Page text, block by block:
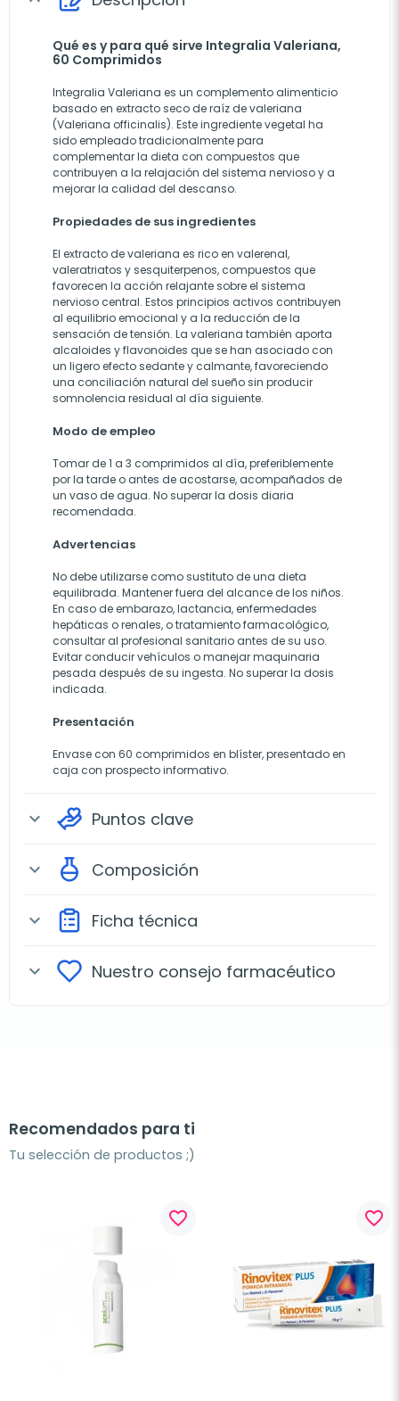
Qué es y para qué sirve Integralia Valeriana,
60 Comprimidos
Integralia Valeriana es un complemento alimenticio
basado en extracto seco de raíz de valeriana
(Valeriana officinalis). Este ingrediente vegetal ha
sido empleado tradicionalmente para
complementar la dieta con compuestos que
contribuyen a la relajación del sistema nervioso y a
mejorar la calidad del descanso.
Propiedades de sus ingredientes
El extracto de valeriana es rico en valerenal,
valeratriatos y sesquiterpenos, compuestos que
favorecen la acción relajante sobre el sistema
nervioso central. Estos principios activos contribuyen
al equilibrio emocional y a la reducción de la
sensación de tensión. La valeriana también aporta
alcaloides y flavonoides que se han asociado con
un ligero efecto sedante y calmante, favoreciendo
una conciliación natural del sueño sin producir
somnolencia residual al día siguiente.
Modo de empleo
Tomar de 1 a 3 comprimidos al día, preferiblemente
por la tarde o antes de acostarse, acompañados de
un vaso de agua. No superar la dosis diaria
recomendada.
Advertencias
No debe utilizarse como sustituto de una dieta
equilibrada. Mantener fuera del alcance de los niños.
En caso de embarazo, lactancia, enfermedades
hepáticas o renales, o tratamiento farmacológico,
consultar al profesional sanitario antes de su uso.
Evitar conducir vehículos o manejar maquinaria
pesada después de su ingesta. No superar la dosis
indicada.
Presentación
Envase con 60 comprimidos en blíster, presentado en
caja con prospecto informativo.
expand_more Puntos clave
expand_more Composición
expand_more Ficha técnica
expand_more Nuestro consejo farmacéutico
Recomendados para ti
Tu selección de productos ;)
favorite_border favorite_border